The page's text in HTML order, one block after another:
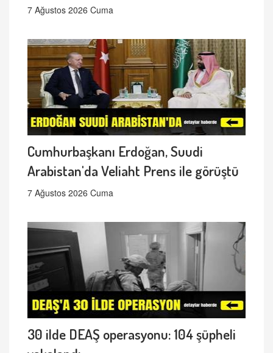
7 Ağustos 2026 Cuma
Cumhurbaşkanı Erdoğan, Suudi
Arabistan'da Veliaht Prens ile görüştü
7 Ağustos 2026 Cuma
30 ilde DEAŞ operasyonu: 104 şüpheli